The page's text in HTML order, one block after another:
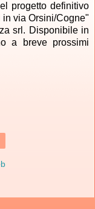
progetto definitivo
via Orsini/Cogne"
srl. Disponibile in
a breve prossimi